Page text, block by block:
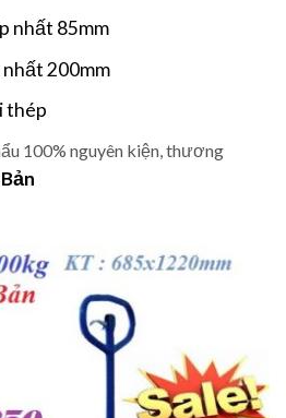
nhất 85mm
nhất 200mm
thép
100% nguyên kiện, thương